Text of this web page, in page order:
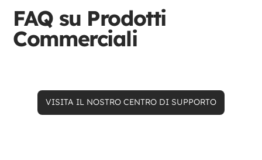
FAQ su Prodotti
Commerciali
VISITA IL NOSTRO CENTRO DI SUPPORTO